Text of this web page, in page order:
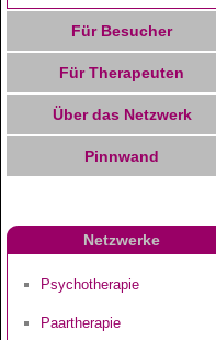
Für Besucher
Für Therapeuten
Über das Netzwerk
Pinnwand
Netzwerke
Psychotherapie
Paartherapie